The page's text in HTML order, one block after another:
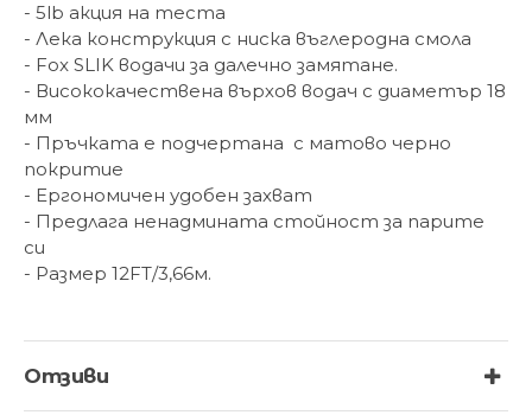
- 5lb акция на теста
- Лека конструкция с ниска въглеродна смола
- Fox SLIK водачи за далечно замятане.
- Висококачествена върхов водач с диаметър 18
мм
- Пръчката е подчертана с матово черно
покритие
- Ергономичен удобен захват
- Предлага ненадмината стойност за парите
си
- Размер 12FT/3,66м.
Отзиви